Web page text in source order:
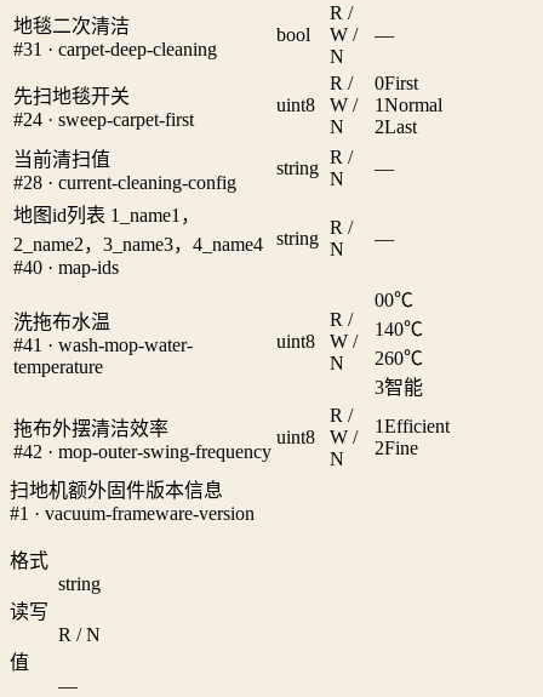
地毯二次清洁
#31 · carpet-deep-cleaning
bool
R /
W /
N
—
先扫地毯开关
#24 · sweep-carpet-first
uint8
R /
W /
N
0First
1Normal
2Last
当前清扫值
#28 · current-cleaning-config
string
R /
N
—
地图id列表 1_name1，
2_name2，3_name3，4_name4
#40 · map-ids
string
R /
N
—
洗拖布水温
#41 · wash-mop-water-
temperature
uint8
R /
W /
N
00℃
140℃
260℃
3智能
拖布外摆清洁效率
#42 · mop-outer-swing-frequency
uint8
R /
W /
N
1Efficient
2Fine
扫地机额外固件版本信息
#1 · vacuum-frameware-version
格式
string
读写
R / N
值
—